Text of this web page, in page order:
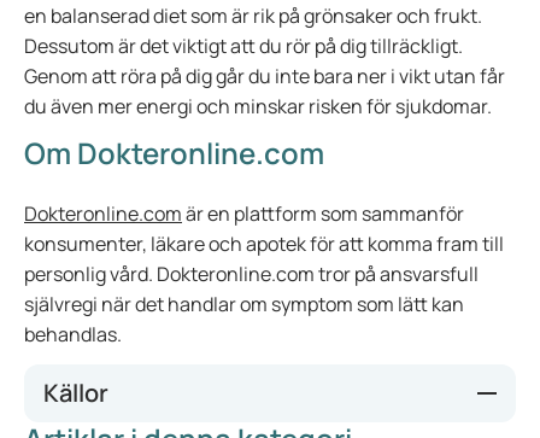
en balanserad diet som är rik på grönsaker och frukt.
Dessutom är det viktigt att du rör på dig tillräckligt.
Genom att röra på dig går du inte bara ner i vikt utan får
du även mer energi och minskar risken för sjukdomar.
Om Dokteronline.com
Dokteronline.comär en plattform som sammanför
konsumenter, läkare och apotek för att komma fram till
personlig vård. Dokteronline.com tror på ansvarsfull
självregi när det handlar om symptom som lätt kan
behandlas.
Källor